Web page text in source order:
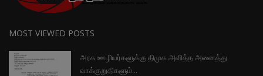
MOST VIEWED POSTS
அரசு ஊழியர்களுக்கு திமுக அளித்த அனைத்து
வாக்குறுதிகளும்...